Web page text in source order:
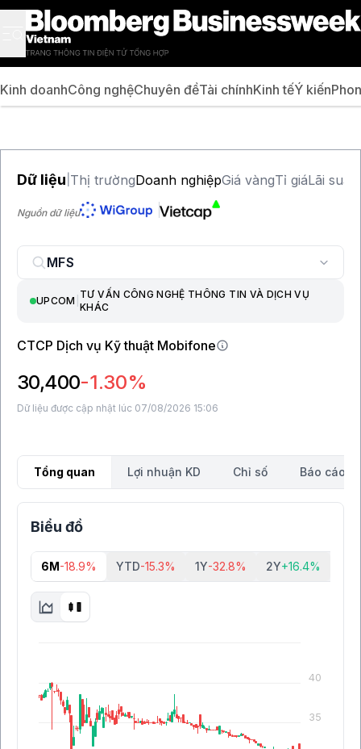
Kinh doanhCông nghệChuyên đềTài chínhKinh tếÝ kiến
Dữ liệu Thị trườngDoanh nghiệpGiá vàngTỉ giáLãi suất
Nguồn dữ liệu
UPCOM |
TƯ VẤN CÔNG NGHỆ THÔNG TIN VÀ DỊCH VỤ
KHÁC
CTCP Dịch vụ Kỹ thuật Mobifone
30,400-1.30%
Dữ liệu được cập nhật lúc 07/08/2026 15:06
Tổng quan Lợi nhuận KD Chỉ số Báo cáo
Biểu đồ
6M-18.9% YTD-15.3% 1Y-32.8% 2Y+16.4%
35
40